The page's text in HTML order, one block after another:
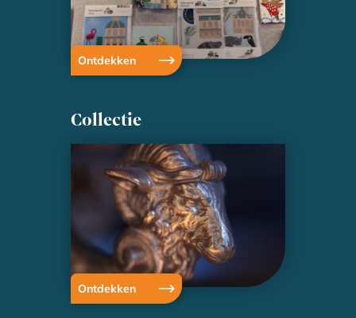
Ontdekken
Collectie
Ontdekken